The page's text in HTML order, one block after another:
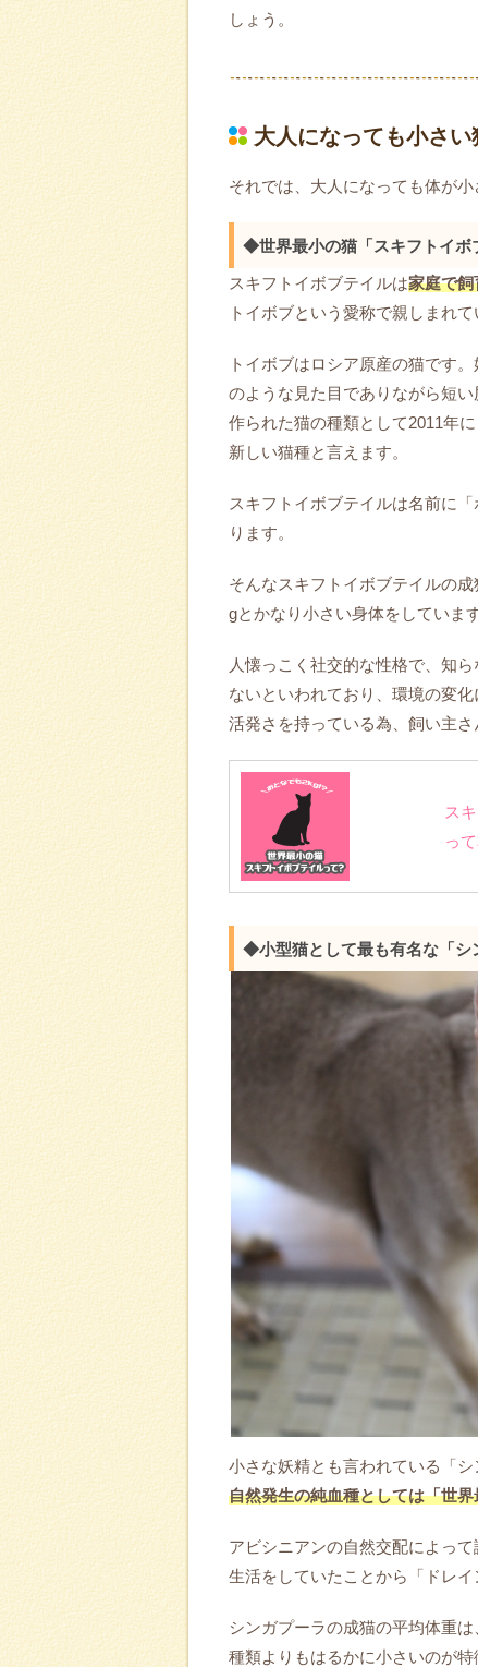
しょう。
大人になっても小さい
それでは、大人になっても体が小
◆世界最小の猫「スキフトイボ
スキフトイボブテイルは家庭で飼
トイボブという愛称で親しまれて
トイボブはロシア原産の猫です
のような見た目でありながら短
作られた猫の種類として2011年
新しい猫種と言えます。
スキフトイボブテイルは名前に
ります。
そんなスキフトイボブテイルの成
gとかなり小さい身体をしていま
人懐っこく社交的な性格で、知
ないといわれており、環境の変
活発さを持っている為、飼い主
ス
っ
◆小型猫として最も有名な「シ
小さな妖精とも言われている「
自然発生の純血種としては「世
アビシニアンの自然交配によっ
生活をしていたことから「ドレイ
シンガプーラの成猫の平均体重は
種類よりもはるかに小さいのが特